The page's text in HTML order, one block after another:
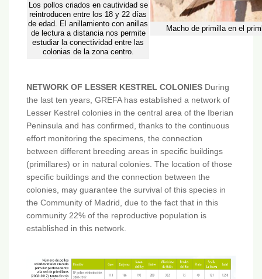
Los pollos criados en cautividad se
reintroducen entre los 18 y 22 días
de edad. El anillamiento con anillas
de lectura a distancia nos permite
estudiar la conectividad entre las
colonias de la zona centro.
Macho de primilla en el
NETWORK OF LESSER KESTREL COLONIES During
the last ten years, GREFA has established a network of
Lesser Kestrel colonies in the central area of the Iberian
Peninsula and has confirmed, thanks to the continuous
effort monitoring the specimens, the connection
between different breeding areas in specific buildings
(primillares) or in natural colonies. The location of those
specific buildings and the connection between the
colonies, may guarantee the survival of this species in
the Community of Madrid, due to the fact that in this
community 22% of the reproductive population is
established in this network.